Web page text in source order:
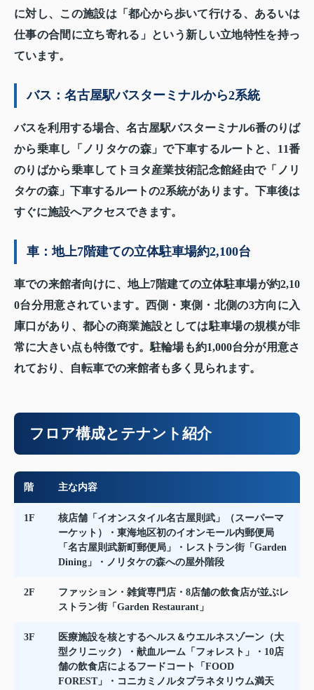
に対し、この施設は「都心から歩いて行ける、あるいは
仕事の合間に立ち寄れる」という新しい立地特性を持っ
ています。
バス：名古屋駅バスターミナルから2系統
バスを利用する場合、名古屋駅バスターミナル6番のりば
から乗車し「ノリタケの森」で下車するルートと、11番
のりばから乗車してトヨタ産業技術記念館経由で「ノリ
タケの森」下車するルートの2系統があります。下車後は
すぐに施設へアクセスできます。
車：地上7階建ての立体駐車場約2,100台
車での来館者向けに、地上7階建ての立体駐車場が約2,10
0台分用意されています。西側・東側・北側の3方向に入
庫口があり、都心の商業施設としては駐車場の規模が非
常に大きい点も特徴です。駐輪場も約1,000台分が用意さ
れており、自転車での来館者も多く見られます。
フロア構成とテナント紹介
階 主な内容
1F
核店舗「イオンスタイル名古屋則武」（スーパーマ
ーケット）・東海地区初のイオンモール内郵便局
「名古屋則武新町郵便局」・レストラン街「Garden
Dining」・ノリタケの森への屋外階段
2F
ファッション・雑貨専門店・8店舗の飲食店が並ぶレ
ストラン街「Garden Restaurant」
3F
医療施設を核とするヘルス＆ウエルネスゾーン（大
型クリニック）・献血ルーム「フォレスト」・10店
舗の飲食店によるフードコート「FOOD
FOREST」・コニカミノルタプラネタリウム満天